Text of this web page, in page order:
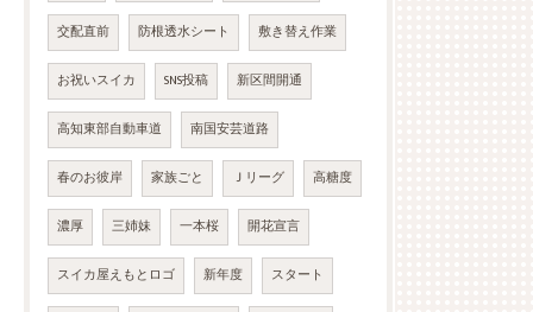
交配直前 防根透水シート 敷き替え作業
お祝いスイカ SNS投稿 新区間開通
高知東部自動車道 南国安芸道路
春のお彼岸 家族ごと Ｊリーグ 高糖度
濃厚 三姉妹 一本桜 開花宣言
スイカ屋えもとロゴ 新年度 スタート